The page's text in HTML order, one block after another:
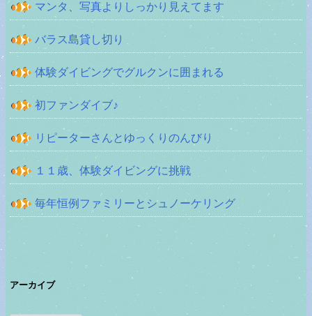
マンタ、写真よりしっかり見えてます
バラス島貸し切り
体験ダイビングでグルクンに囲まれる
初ファンダイブ♪
リピーターさんとゆっくりのんびり
１１歳、体験ダイビングに挑戦
毎年恒例ファミリーとシュノーケリング
アーカイブ